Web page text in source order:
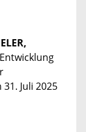
Juli 2025